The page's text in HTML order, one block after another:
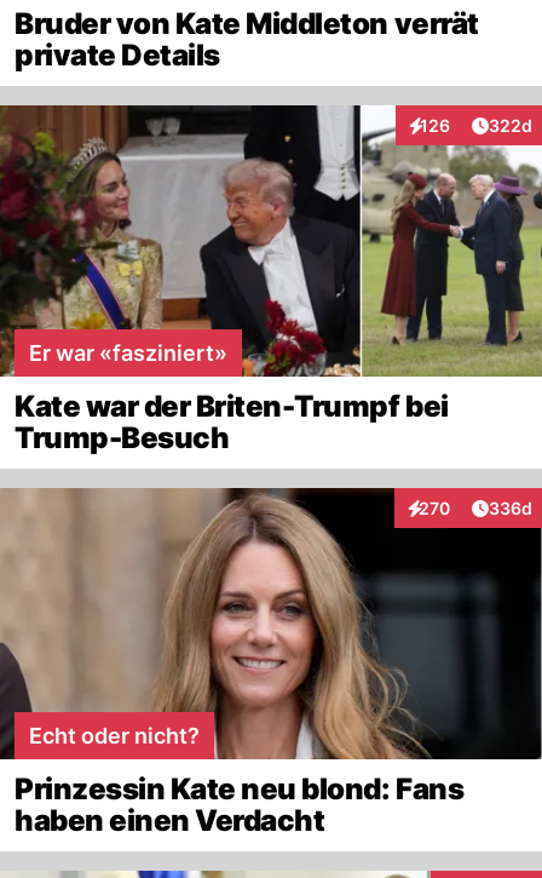
Bruder von Kate Middleton verrät
private Details
126
Interaktionen322d
Er war «fasziniert»
Kate war der Briten-Trumpf bei
Trump-Besuch
270
Interaktionen336d
Echt oder nicht?
Prinzessin Kate neu blond: Fans
haben einen Verdacht